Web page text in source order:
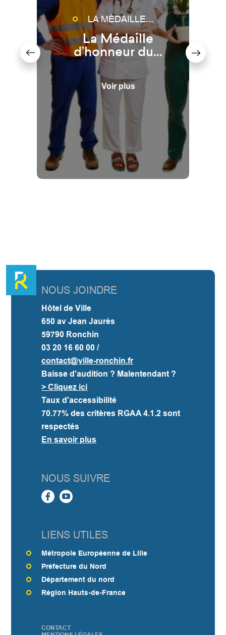
LA MÉDAILLE...
La Médaille
d’honneur du...
Voir plus
NOUS JOINDRE
Hôtel de Ville
650 av Jean Jaurès
59790 Ronchin
03 20 16 60 00 /
contact@ville-ronchin.fr
Baisse d'audition ? Malentendant ?
> Cliquez ici
Taux d'accessibilité
70.77% des critères RGAA 4.1.2 sont
respectés
En savoir plus
NOUS SUIVRE
LIENS UTILES
Métropole Européenne de Lille
Préfecture du Nord
Département du nord
Région Hauts-de-France
PIED
CONTACT